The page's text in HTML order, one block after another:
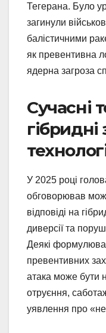
Тегерана. Було
загинули
балістичними
як превентивна
ядерна загроза
Сучасні
гібридні
У 2025 році
обговорював
відповіді на
диверсії та
Деякі
превентивних
атака може бути
отруєння,
уявлення про